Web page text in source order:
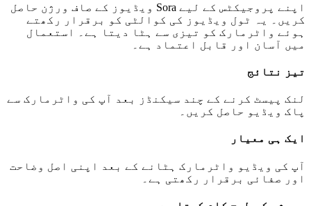
اپنے پروجیکٹس کے لیے Sora ویڈیوز کے صاف ورژن حاصل
کریں۔ یہ ٹول ویڈیوز کی کوالٹی کو برقرار رکھتے
ہوئے واٹرمارک کو تیزی سے ہٹا دیتا ہے۔ استعمال
میں آسان اور قابل اعتماد ہے۔
تیز نتائج
لنک پیسٹ کرنے کے چند سیکنڈز بعد آپ کی واٹرمارک سے
پاک ویڈیو حاصل کریں۔
ایک ہی معیار
آپ کی ویڈیو واٹرمارک ہٹانے کے بعد اپنی اصل وضاحت
اور صفائی برقرار رکھتی ہے۔